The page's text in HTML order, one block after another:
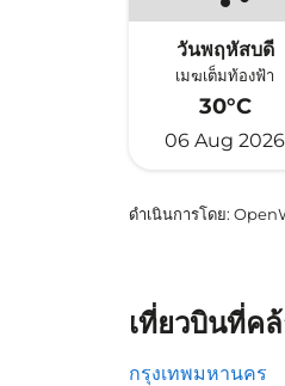
วันพฤหัสบดี
เมฆเต็มท้องฟ้า
30°C
06 Aug 2026
ดำเนินการโดย:
เที่ยวบินที่ค
กรุงเทพมหานคร